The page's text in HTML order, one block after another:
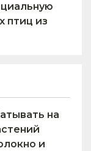
птиц из
на
и